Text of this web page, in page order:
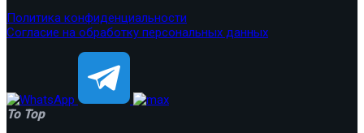
Политика конфиденциальности
Согласие на обработку персональных данных
To Top